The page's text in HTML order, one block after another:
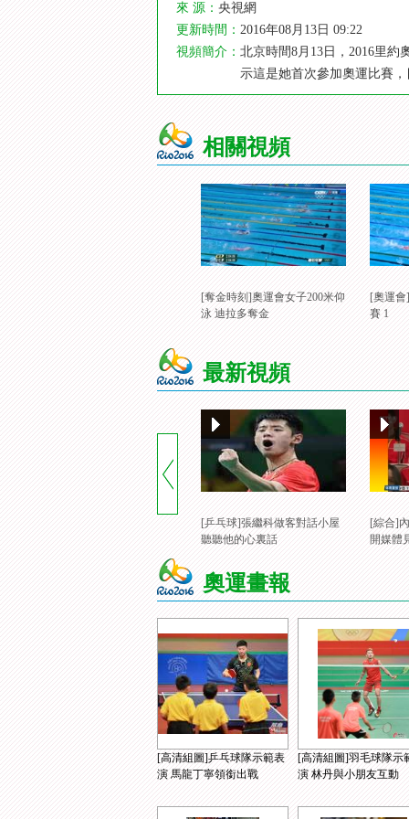
來 源： 央視網
更新時間： 2016年08月13日 09:22
視頻簡介： 北京時間8月13日，2016里
示這是她首次參加奧運比賽
相關視頻
[奪金時刻]奧運會女子200米仰
泳 迪拉多奪金
[奧運
賽 1
最新視頻
[乒乓球]張繼科做客對話小屋
聽聽他的心裏話
[綜合]
開媒體
奧運畫報
[高清組圖]乒乓球隊示範表
演 馬龍丁寧領銜出戰
[高清組圖]羽毛球隊示
演 林丹與小朋友互動